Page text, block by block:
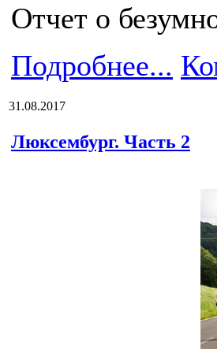
Отчет о
Подробнее...
31.08.2017
Люксембург. Часть 2